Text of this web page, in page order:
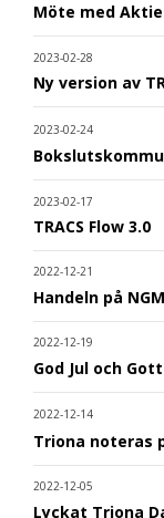
Möte med
2023-02-28
Ny version av
2023-02-24
2023-02-17
TRACS Flow 3.0
2022-12-21
Handeln på
2022-12-19
God Jul och
2022-12-14
Triona noteras
2022-12-05
Lyckat Triona